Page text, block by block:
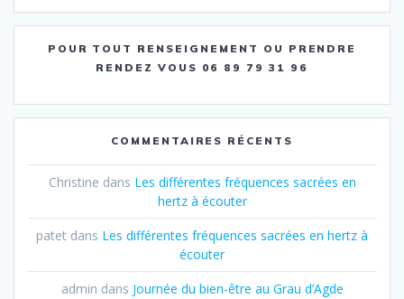
POUR TOUT RENSEIGNEMENT OU PRENDRE
RENDEZ VOUS 06 89 79 31 96
COMMENTAIRES RÉCENTS
Christine dans Les différentes fréquences sacrées en
hertz à écouter
patet dans Les différentes fréquences sacrées en hertz à
écouter
admin dans Journée du bien-être au Grau d’Agde